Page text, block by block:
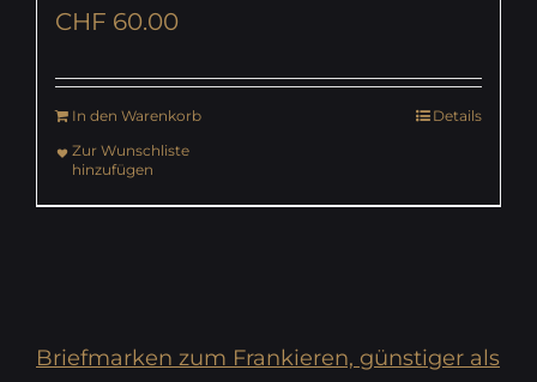
CHF 60.00
In den Warenkorb
Details
Zur Wunschliste
hinzufügen
Briefmarken zum Frankieren, günstiger als